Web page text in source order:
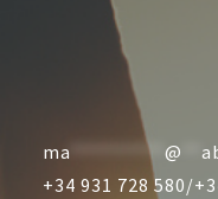
ma ********** @
+34 931 728 580/